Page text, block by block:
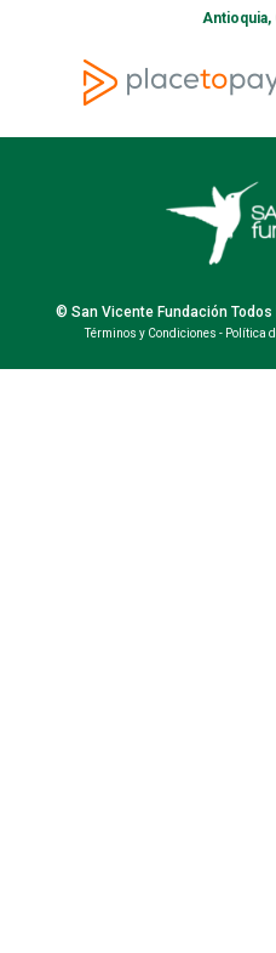
Antioquia,
© San Vicente Fundación
Términos y Condiciones - Política